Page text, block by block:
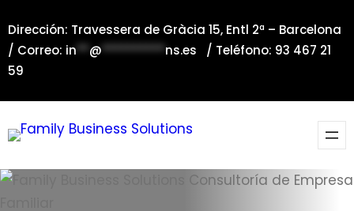
al
contenido
Dirección: Travessera de Gràcia 15, Entl 2ª – Barcelona
/ Correo: in**@**********ns.es / Teléfono: 93 467 21
59